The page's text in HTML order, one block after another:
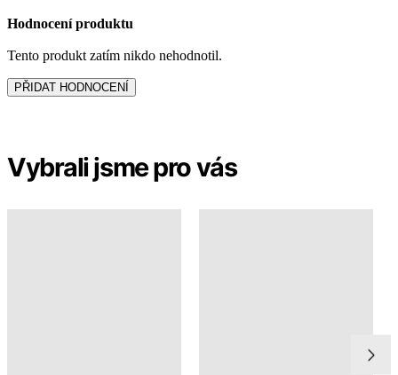
Hodnocení produktu
Tento produkt zatím nikdo nehodnotil.
PŘIDAT HODNOCENÍ
Vybrali jsme pro vás